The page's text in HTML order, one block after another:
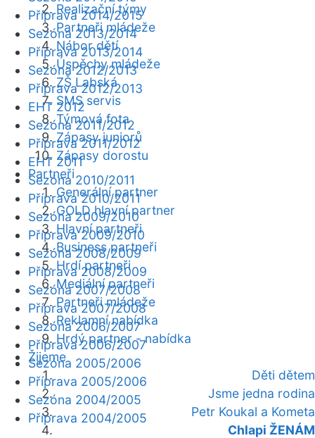
Realizační týmy
Partneři mládeže
Nábor dětí
Úspěchy mládeže
ZŠ Labská
SMS servis
Týmová fota
Zápasy juniorů
Zápasy dorostu
Partneři
Generální partner
GOLD hlavní partner
Hlavní partneři
Business partneři
Hrdí partneři
Mediální partneři
Partneři mládeže
Reklamní nabídka
Hrdý partner - nabídka
Žijeme
Děti dětem
Jsme jedna rodina
Petr Koukal a Kometa
Chlapi ŽENÁM
Příprava 2014/2015
Sezóna 2013/2014
Příprava 2013/2014
Sezóna 2012/2013
Příprava 2012/2013
EHT 2012
Sezóna 2011/2012
Příprava 2011/2012
EHT 2011
Sezóna 2010/2011
Příprava 2010/2011
Sezóna 2009/2010
Příprava 2009/2010
Sezóna 2008/2009
Příprava 2008/2009
Sezóna 2007/2008
Příprava 2007/2008
Sezóna 2006/2007
Příprava 2006/2007
Sezóna 2005/2006
Příprava 2005/2006
Sezóna 2004/2005
Příprava 2004/2005